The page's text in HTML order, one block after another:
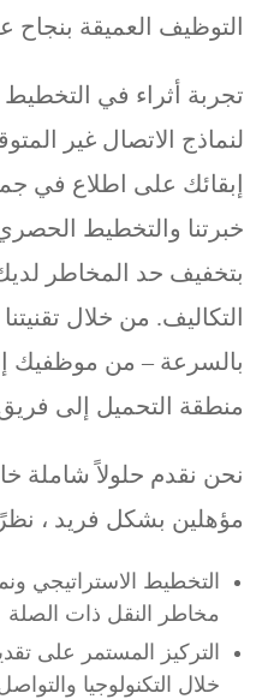
التوظيف العميقة
تجربة أثراء في التخطيط
لنماذج الاتصال غير
إبقائك على اطلاع في
خبرتنا والتخطيط
بتخفيف حد المخاطر لديك
التكاليف. من خلال
بالسرعة – من موظفيك
منطقة التحميل إلى فريق
نحن نقدم حلولاً شاملة
مؤهلين بشكل فريد ،
التخطيط الاستراتيجي
مخاطر النقل ذات الصلة
التركيز المستمر على
خلال التكنولوجيا